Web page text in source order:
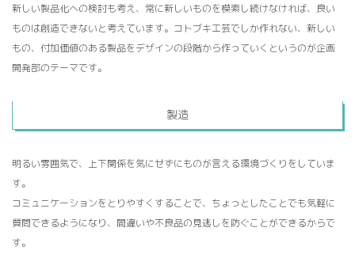
新しい製品化への検討も考え、常に新しいものを模索し続けなければ、良い
ものは創造できないと考えています。コトブキ工芸でしか作れない、新しい
もの、付加価値のある製品をデザインの段階から作っていくというのが企画
開発部のテーマです。
製造
明るい雰囲気で、上下関係を気にせずにものが言える環境づくりをしていま
す。
コミュニケーションをとりやすくすることで、ちょっとしたことでも気軽に
質問できるようになり、間違いや不良品の見逃しを防ぐことができるからで
す。